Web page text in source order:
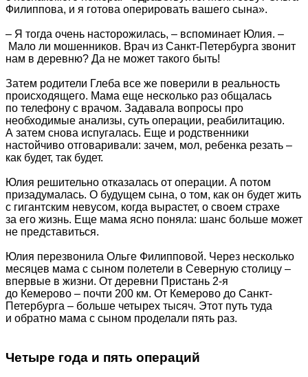
Филиппова, и я готова оперировать вашего сына».
– Я тогда очень насторожилась, – вспоминает Юлия. –
Мало ли мошенников. Врач из Санкт-Петербурга звонит
нам в деревню? Да не может такого быть!
Затем родители Глеба все же поверили в реальность
происходящего. Мама еще несколько раз общалась
по телефону с врачом. Задавала вопросы про
необходимые анализы, суть операции, реабилитацию.
А затем снова испугалась. Еще и родственники
настойчиво отговаривали: зачем, мол, ребенка резать –
как будет, так будет.
Юлия решительно отказалась от операции. А потом
призадумалась. О будущем сына, о том, как он будет жить
с гигантским невусом, когда вырастет, о своем страхе
за его жизнь. Еще мама ясно поняла: шанс больше может
не представиться.
Юлия перезвонила Ольге Филипповой. Через несколько
месяцев мама с сыном полетели в Северную столицу –
впервые в жизни. От деревни Пристань 2-я
до Кемерово – почти 200 км. От Кемерово до Санкт-
Петербурга – больше четырех тысяч. Этот путь туда
и обратно мама с сыном проделали пять раз.
Четыре года и пять операций